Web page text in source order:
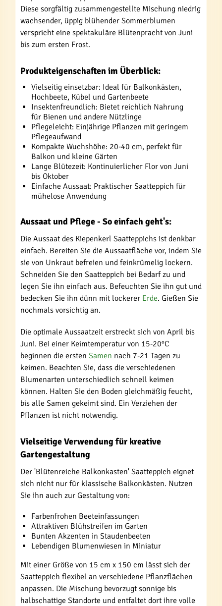
Diese sorgfältig zusammengestellte Mischung niedrig
wachsender, üppig blühender Sommerblumen
verspricht eine spektakuläre Blütenpracht von Juni
bis zum ersten Frost.
Produkteigenschaften im Überblick:
Vielseitig einsetzbar: Ideal für Balkonkästen,
Hochbeete, Kübel und Gartenbeete
Insektenfreundlich: Bietet reichlich Nahrung
für Bienen und andere Nützlinge
Pflegeleicht: Einjährige Pflanzen mit geringem
Pflegeaufwand
Kompakte Wuchshöhe: 20-40 cm, perfekt für
Balkon und kleine Gärten
Lange Blütezeit: Kontinuierlicher Flor von Juni
bis Oktober
Einfache Aussaat: Praktischer Saatteppich für
mühelose Anwendung
Aussaat und Pflege - So einfach geht's:
Die Aussaat des Kiepenkerl Saatteppichs ist denkbar
einfach. Bereiten Sie die Aussaatfläche vor, indem Sie
sie von Unkraut befreien und feinkrümelig lockern.
Schneiden Sie den Saatteppich bei Bedarf zu und
legen Sie ihn einfach aus. Befeuchten Sie ihn gut und
bedecken Sie ihn dünn mit lockerer Erde. Gießen Sie
nochmals vorsichtig an.
Die optimale Aussaatzeit erstreckt sich von April bis
Juni. Bei einer Keimtemperatur von 15-20°C
beginnen die ersten Samen nach 7-21 Tagen zu
keimen. Beachten Sie, dass die verschiedenen
Blumenarten unterschiedlich schnell keimen
können. Halten Sie den Boden gleichmäßig feucht,
bis alle Samen gekeimt sind. Ein Verziehen der
Pflanzen ist nicht notwendig.
Vielseitige Verwendung für kreative
Gartengestaltung
Der 'Blütenreiche Balkonkasten' Saatteppich eignet
sich nicht nur für klassische Balkonkästen. Nutzen
Sie ihn auch zur Gestaltung von:
Farbenfrohen Beeteinfassungen
Attraktiven Blühstreifen im Garten
Bunten Akzenten in Staudenbeeten
Lebendigen Blumenwiesen in Miniatur
Mit einer Größe von 15 cm x 150 cm lässt sich der
Saatteppich flexibel an verschiedene Pflanzflächen
anpassen. Die Mischung bevorzugt sonnige bis
halbschattige Standorte und entfaltet dort ihre volle